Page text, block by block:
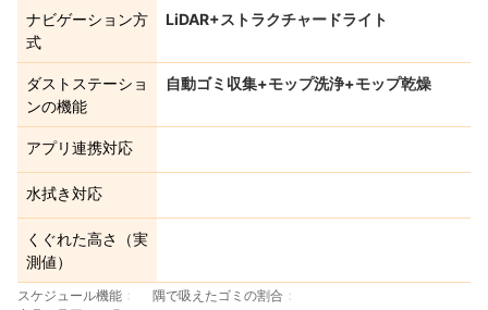
ナビゲーション方
式
LiDAR+ストラクチャードライト
ダストステーショ
ンの機能
自動ゴミ収集+モップ洗浄+モップ乾燥
アプリ連携対応
水拭き対応
くぐれた高さ（実
測値）
スケジュール機能
隅で吸えたゴミの割合